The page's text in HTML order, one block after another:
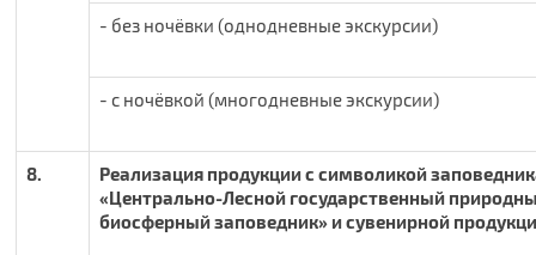
- без ночёвки (однодневные экскурсии)
- с ночёвкой (многодневные экскурсии)
8.
Реализация продукции с символикой
«Центрально-Лесной государственный
биосферный заповедник» и сувенирной